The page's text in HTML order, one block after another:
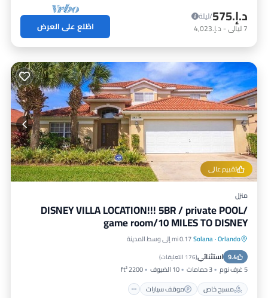
د.إ.‏575
/ليلة
7ليالي- د.إ.‏4,023 اطّلع على العرض
تقييم عالي
منزل
DISNEY VILLA LOCATION!!! 5BR / private POOL/
game room/10 MILES TO DISNEY
Orlando
·
Solana0.17 mi إلى وسط المدينة
9.4 استثنائي(176 التعليقات )
5 غرف نوم 3 حمامات 10 الضيوف
2200 ft²
مسبح خاص
موقف سيارات
مسبح خاص موقف سيارات
إطلالة على المحيط